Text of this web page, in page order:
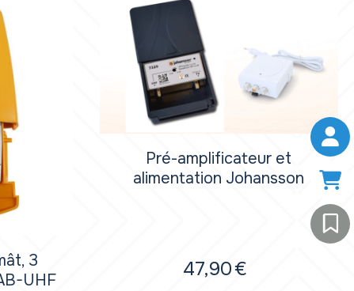
3
UHF
Pré-amplificateur et
alimentation Johansson
47,90€